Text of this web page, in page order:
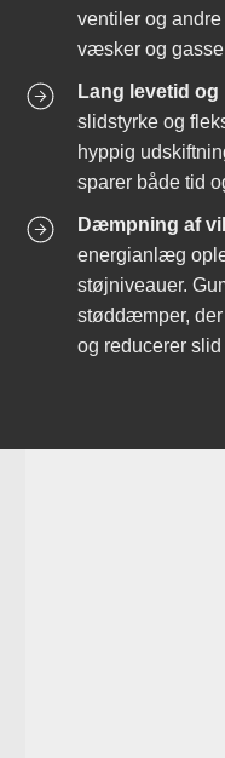
ventiler og
væsker og
Lang levetid
slidstyrke og
hyppig
sparer både tid
Dæmpning af
energianlæg
støjniveauer.
støddæmper,
og reducerer